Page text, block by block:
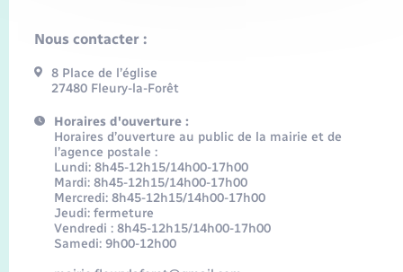
Nous contacter :
8 Place de l’église
27480 Fleury-la-Forêt
Horaires d'ouverture :
Horaires d’ouverture au public de la mairie et de
l’agence postale :
Lundi: 8h45-12h15/14h00-17h00
Mardi: 8h45-12h15/14h00-17h00
Mercredi: 8h45-12h15/14h00-17h00
Jeudi: fermeture
Vendredi : 8h45-12h15/14h00-17h00
Samedi: 9h00-12h00